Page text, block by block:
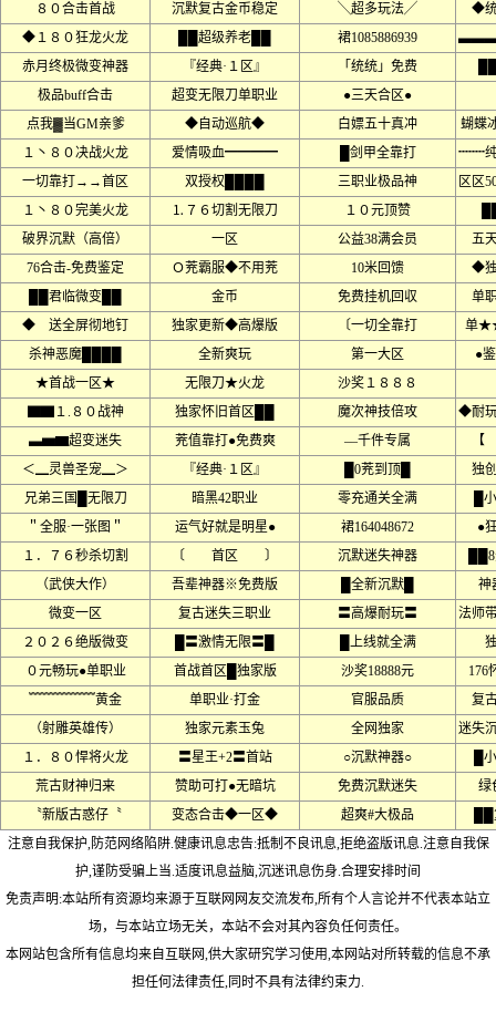
８０合击首战
沉默复古金币稳定 ╲超多玩法╱
◆
◆１８０狂龙火龙
██超级养老██ 裙1085886939
赤月终极微变神器
『经典·１区』 「统统」免费
极品buff合击
超变无限刀单职业
●三天合区●
点我▓当GM亲爹
◆自动巡航◆ 白嫖五十真冲
蝴蝶
１丶８０决战火龙
爱情吸血━━━━ █剑甲全靠打
┉┉
一切靠打→→首区
双授权████ 三职业极品神
区区
１丶８０完美火龙
⒈７６切割无限刀 １０元顶赞
破界沉默（高倍）
一区 公益38满会员
五
76合击-免费鉴定
Ｏ茺霸服◆不用茺 10米回馈
◆
██君临微变██
金币 免费挂机回収
单
◆ 送全屏彻地钉
独家更新◆高爆版 〔一切全靠打
单
杀神恶魔████
全新爽玩 第一大区
●
★首战一区★
无限刀★火龙
沙奖１８８８
▇▇１.８０战神
独家怀旧首区██ 魔次神技倍攻
◆耐
▃▅▆超变迷失
茺值靠打●免费爽 ––千件专属
＜▁灵兽圣宠▁＞
『经典·１区』 █0茺到顶█
独
兄弟三国█无限刀
暗黑42职业 零充通关全满
█
＂全服·一张图＂
运气好就是明星● 裙164048672
●
１．７６秒杀切割
〔 首区 〕 沉默迷失神器
（武侠大作）
吾辈神器※免费版 █全新沉默█
神
微变一区
复古迷失三职业 〓高爆耐玩〓
法师
２０２６绝版微变
█〓激情无限〓█ █上线就全满
０元畅玩●单职业
首战首区█独家版 沙奖18888元
176
﹌﹌﹌﹌﹌黄金
单职业·打金 官服品质
复
（射雕英雄传）
独家元素玉兔 全网独家
迷失
１．８０悍将火龙
〓星王+2〓首站 ○沉默神器○
█
荒古财神归来
赞助可打●无暗坑 免费沉默迷失
绿
〝新版古惑仔〝
变态合击◆一区◆ 超爽#大极品
注意自我保护,防范网络陷阱.健康讯息忠告:抵制不良讯息,拒绝盗版讯息.注意自我保
护,谨防受骗上当.适度讯息益脑,沉迷讯息伤身.合理安排时间
免责声明:本站所有资源均来源于互联网网友交流发布,所有个人言论并不代表本站立
场，与本站立场无关，本站不会对其內容负任何责任。
本网站包含所有信息均来自互联网,供大家研究学习使用,本网站对所转载的信息不承
担任何法律责任,同时不具有法律约束力.